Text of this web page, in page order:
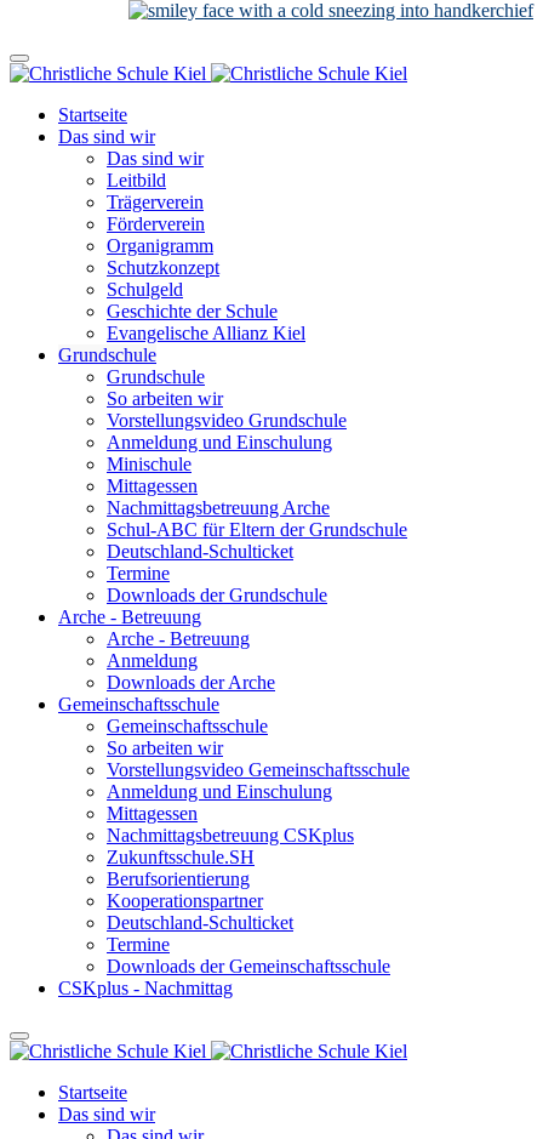
Startseite
Das sind wir
Das sind wir
Leitbild
Trägerverein
Förderverein
Organigramm
Schutzkonzept
Schulgeld
Geschichte der Schule
Evangelische Allianz Kiel
Grundschule
Grundschule
So arbeiten wir
Vorstellungsvideo Grundschule
Anmeldung und Einschulung
Minischule
Mittagessen
Nachmittagsbetreuung Arche
Schul-ABC für Eltern der Grundschule
Deutschland-Schulticket
Termine
Downloads der Grundschule
Arche - Betreuung
Arche - Betreuung
Anmeldung
Downloads der Arche
Gemeinschaftsschule
Gemeinschaftsschule
So arbeiten wir
Vorstellungsvideo Gemeinschaftsschule
Anmeldung und Einschulung
Mittagessen
Nachmittagsbetreuung CSKplus
Zukunftsschule.SH
Berufsorientierung
Kooperationspartner
Deutschland-Schulticket
Termine
Downloads der Gemeinschaftsschule
CSKplus - Nachmittag
Startseite
Das sind wir